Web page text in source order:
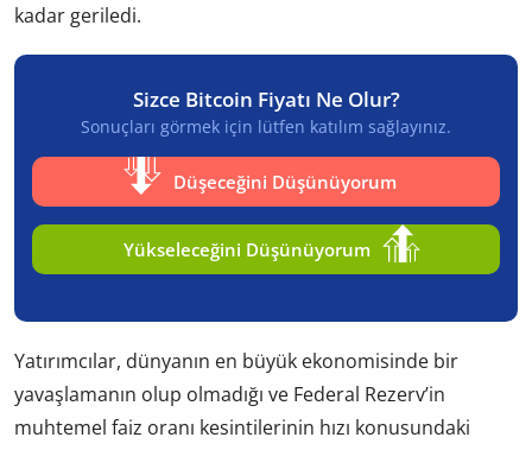
kadar geriledi.
Sizce Bitcoin Fiyatı Ne Olur?
Sonuçları görmek için lütfen katılım sağlayınız.
Düşeceğini Düşünüyorum
Yükseleceğini Düşünüyorum
Yatırımcılar, dünyanın en büyük ekonomisinde bir
yavaşlamanın olup olmadığı ve Federal Rezerv’in
muhtemel faiz oranı kesintilerinin hızı konusundaki